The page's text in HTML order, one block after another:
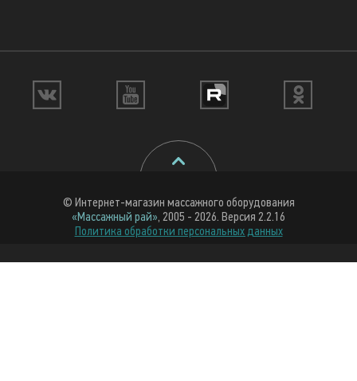
© Интернет-магазин массажного оборудования
«Массажный рай», 2005 - 2026. Версия 2.2.16
Политика обработки персональных данных